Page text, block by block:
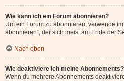
Wie kann ich ein Forum abonnieren?
Um ein Forum zu abonnieren, verwende
abonnieren“, der sich meist am Ende der
Nach oben
Wie deaktiviere ich meine Abonnements?
Wenn du mehrere Abonnements